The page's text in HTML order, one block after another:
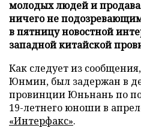
молодых людей и
ничего не
в пятницу новостной
западной китайской
Как следует из
Юнмин, был задержан в
провинции Юньнань по
19-летнего юноши в
«Интерфакс».